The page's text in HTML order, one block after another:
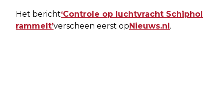
Het bericht‘Controle op luchtvracht Schiphol
rammelt’verscheen eerst op Nieuws.nl .